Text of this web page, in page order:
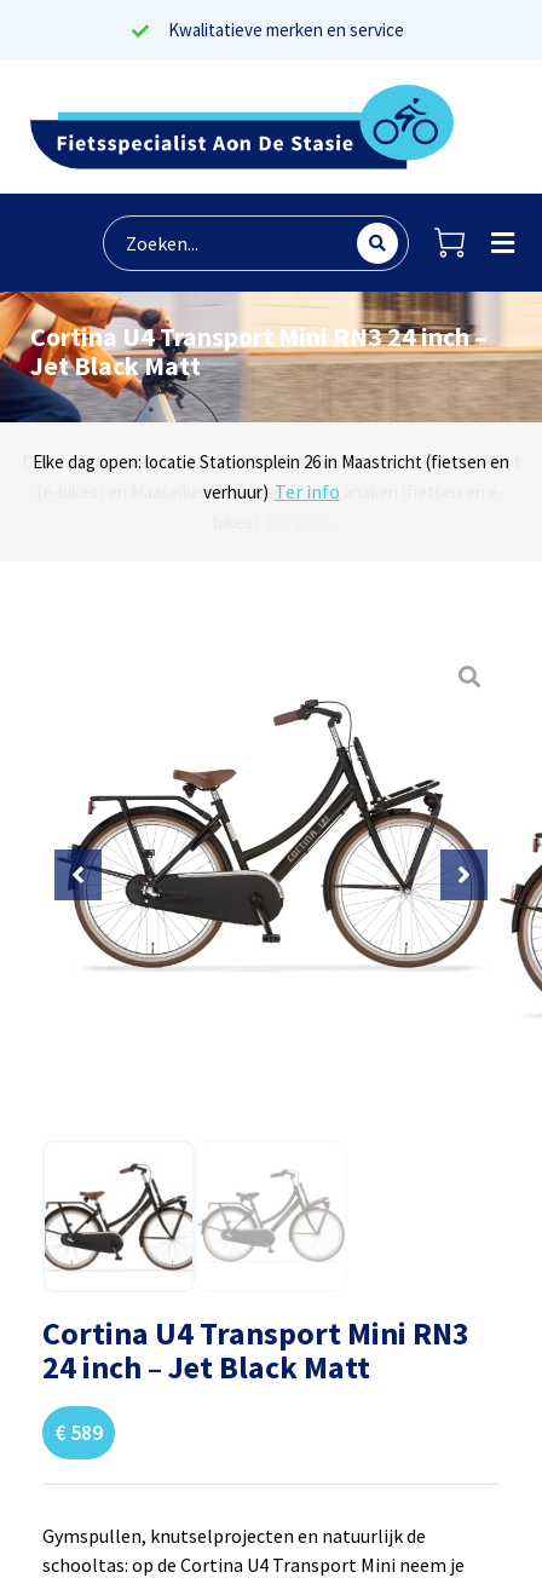
Kwalitatieve merken en service
Cortina U4 Transport Mini RN3 24 inch –
Jet Black Matt
Dinsdag t/m zaterdag geopen: locaties Sphinxlunet 1 in Maastricht
(e-bikes) en Maaseikersteenweg 183 in Lanaken (fietsen en e-
Elke dag open: locatie Stationsplein 26 in Maastricht (fietsen en
verhuur) Ter info
Onze missie? Tevreden klanten! Lees reviews
Cortina U4 Transport Mini RN3
24 inch – Jet Black Matt
€ 589
Gymspullen, knutselprojecten en natuurlijk de
schooltas: op de Cortina U4 Transport Mini neem je